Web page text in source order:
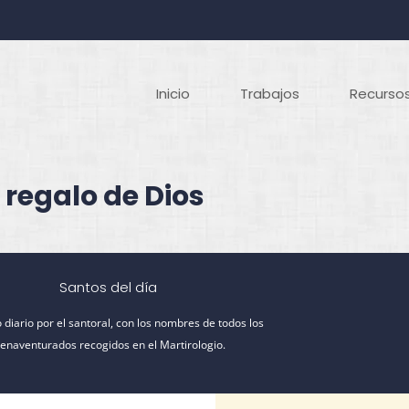
de Dios
Inicio Trabajos
Santos del día
diario por el santoral, con los nombres de todos los
recogidos en el Martirologio.